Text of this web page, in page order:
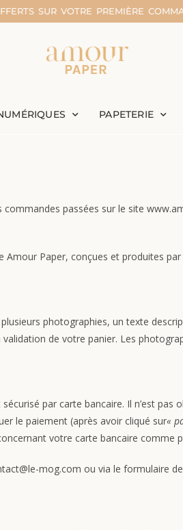
SUR VOTRE PREMIÈRE
PAPETERIE
commandes passées sur le site
Paper, conçues et produites
photographies, un texte
de votre panier. Les
par carte bancaire. Il n’est
le paiement (après avoir cliqué sur«
votre carte bancaire
mog.com ou via le formulaire